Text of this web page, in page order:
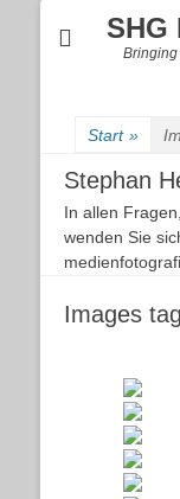
SHG
Bringing
Start »
Stephan
In allen
wenden Sie
Images